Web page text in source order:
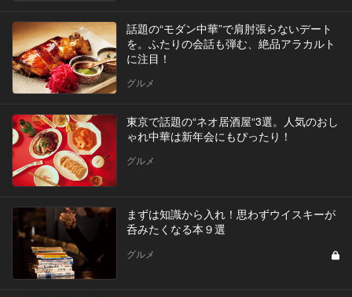
話題の“モダン中華”で肩肘張らないデート
を。ふたりの会話も弾む、絶品アラカルト
に注目！
グルメ
東京で話題の“ネオ居酒屋“3選。人気のおし
ゃれ中華は新年会にもぴったり！
グルメ
まずは知識から入れ！思わずウイスキーが
呑みたくなる本９選
グルメ